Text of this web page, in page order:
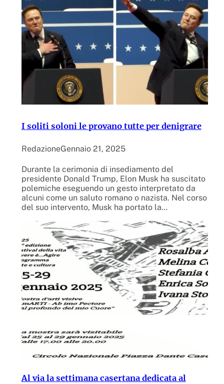
I soliti soloni le provano tutte per denigrare
RedazioneGennaio 21, 2025
Durante la cerimonia di insediamento del
presidente Donald Trump, Elon Musk ha suscitato
polemiche eseguendo un gesto interpretato da
alcuni come un saluto romano o nazista. Nel corso
del suo intervento, Musk ha portato la…
Al via la settimana casertana dedicata al